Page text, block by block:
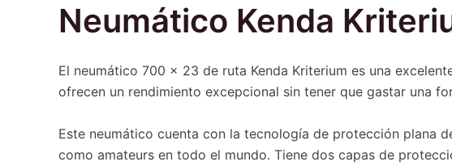
Neumático Kenda
El neumático 700 x 23 de ruta Kenda Kriterium es una
ofrecen un rendimiento excepcional sin tener que gastar una
Este neumático cuenta con la tecnología de protección plana
como amateurs en todo el mundo. Tiene dos capas de